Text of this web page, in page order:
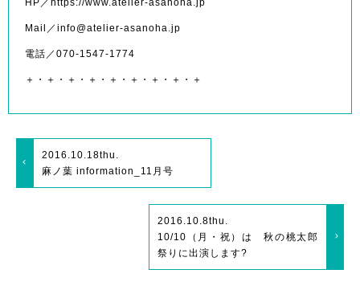
Mail／info@atelier-asanoha.jp
電話／070-1547-1774
＋・＋・＋・＋・＋・＋・＋・＋・＋
2016.10.18thu.
麻ノ葉 information_11月号
2016.10.8thu.
10/10（月・祝）は 秋の桃太郎
祭りに出演します?